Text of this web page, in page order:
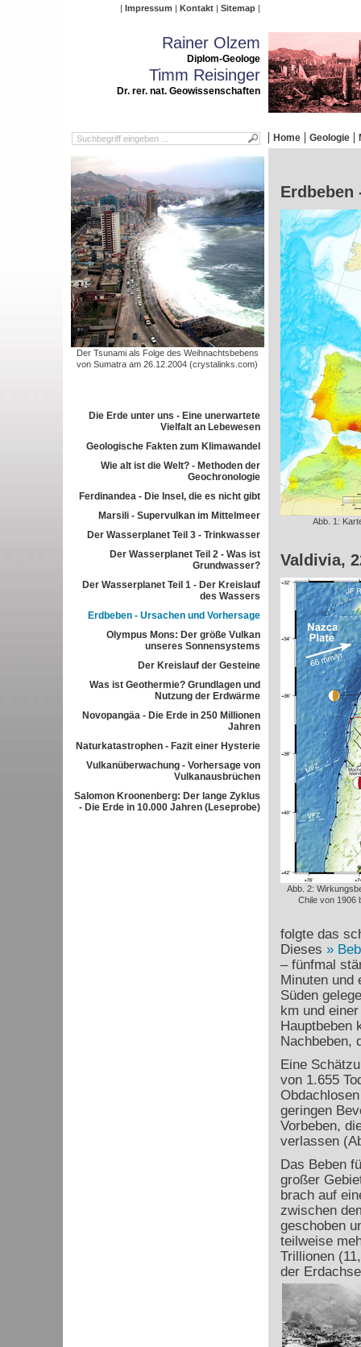
Impressum Kontakt Sitemap
Rainer Olzem
Diplom-Geologe
Timm Reisinger
Dr. rer. nat. Geowissenschaften
Home Geologie
Der Tsunami als Folge des Weihnachtsbebens
von Sumatra am 26.12.2004 (crystalinks.com)
Die Erde unter uns - Eine unerwartete
Vielfalt an Lebewesen
Geologische Fakten zum Klimawandel
Wie alt ist die Welt? - Methoden der
Geochronologie
Ferdinandea - Die Insel, die es nicht gibt
Marsili - Supervulkan im Mittelmeer
Der Wasserplanet Teil 3 - Trinkwasser
Der Wasserplanet Teil 2 - Was ist
Grundwasser?
Der Wasserplanet Teil 1 - Der Kreislauf
des Wassers
Erdbeben - Ursachen und Vorhersage
Olympus Mons: Der größe Vulkan
unseres Sonnensystems
Der Kreislauf der Gesteine
Was ist Geothermie? Grundlagen und
Nutzung der Erdwärme
Novopangäa - Die Erde in 250 Millionen
Jahren
Naturkatastrophen - Fazit einer Hysterie
Vulkanüberwachung - Vorhersage von
Vulkanausbrüchen
Salomon Kroonenberg: Der lange Zyklus
- Die Erde in 10.000 Jahren (Leseprobe)
Erdbeben
Abb. 1:
Valdivia,
Abb. 2:
Chile von 1906
folgte das
Dieses
– fünfmal
Minuten und
Süden
km und
Hauptbeben
Nachbeben,
Eine
von 1.655
geringen
Vorbeben,
verlassen
Das Beben
großer
brach auf
zwischen
geschoben
teilweise
Trillionen
der